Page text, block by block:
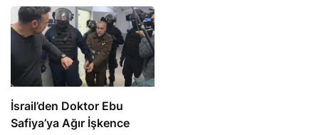
İsrail’den Doktor Ebu
Safiya’ya Ağır İşkence